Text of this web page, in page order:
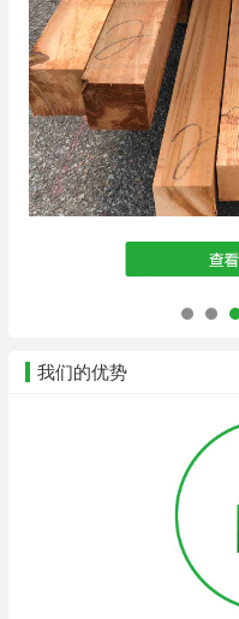
我们的优势